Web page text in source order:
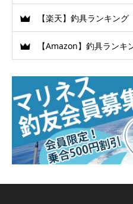
【楽天】釣具ランキング
【Amazon】釣具ランキ